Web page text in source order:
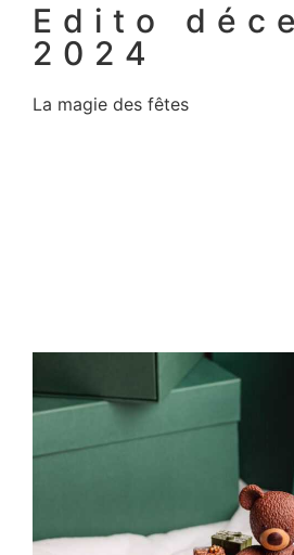
Edito
2024
La magie des fêtes